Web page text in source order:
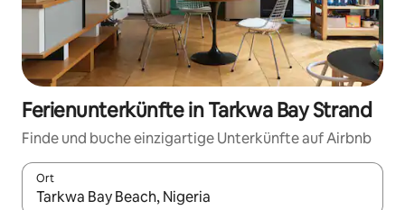
Ferienunterkünfte in Tarkwa Bay Strand
Finde und buche einzigartige Unterkünfte auf Airbnb
Ort
Wenn Ergebnisse verfügbar sind, navigiere mit den